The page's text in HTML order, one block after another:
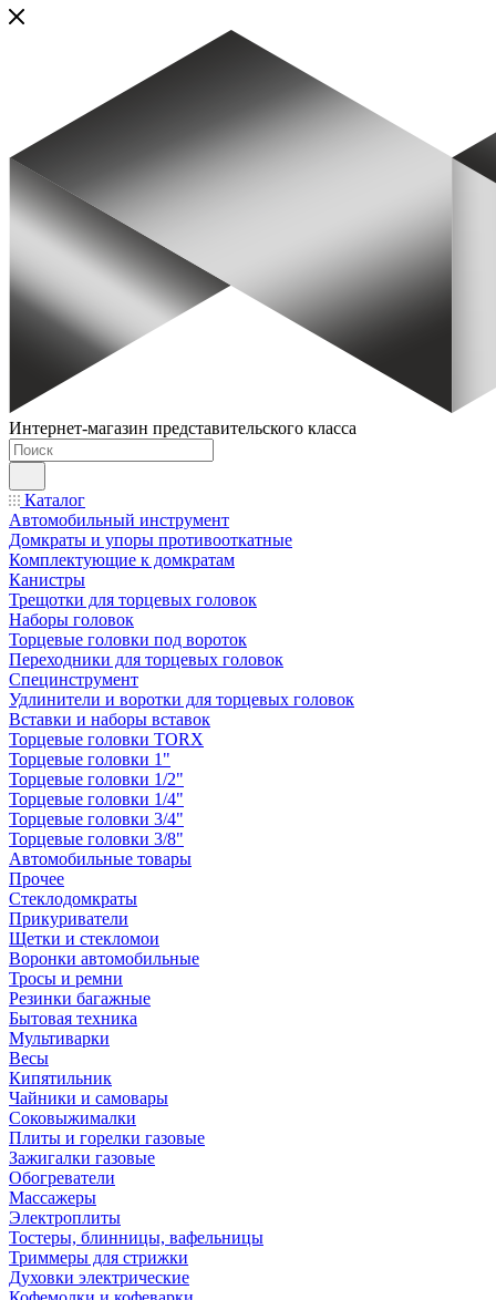
Интернет-магазин представительского класса
Каталог
Автомобильный инструмент
Домкраты и упоры противооткатные
Комплектующие к домкратам
Канистры
Трещотки для торцевых головок
Наборы головок
Торцевые головки под вороток
Переходники для торцевых головок
Специнструмент
Удлинители и воротки для торцевых головок
Вставки и наборы вставок
Торцевые головки TORX
Торцевые головки 1"
Торцевые головки 1/2"
Торцевые головки 1/4"
Торцевые головки 3/4"
Торцевые головки 3/8"
Автомобильные товары
Прочее
Стеклодомкраты
Прикуриватели
Щетки и стекломои
Воронки автомобильные
Тросы и ремни
Резинки багажные
Бытовая техника
Мультиварки
Весы
Кипятильник
Чайники и самовары
Соковыжималки
Плиты и горелки газовые
Зажигалки газовые
Обогреватели
Массажеры
Электроплиты
Тостеры, блинницы, вафельницы
Триммеры для стрижки
Духовки электрические